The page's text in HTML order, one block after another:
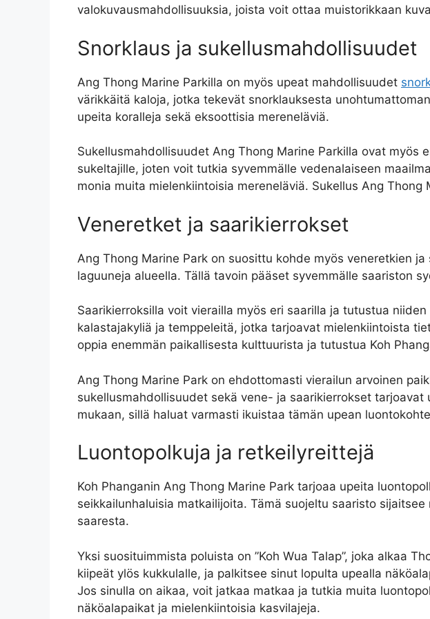
valokuvausmahdollisuuksia, joista voit ottaa muistorikkaan
Snorklaus ja sukellusmahdollisuudet
Ang Thong Marine Parkilla on myös upeat mahdollisuudet
värikkäitä kaloja, jotka tekevät snorklauksesta
upeita koralleja sekä eksoottisia mereneläviä.
Sukellusmahdollisuudet Ang Thong Marine Parkilla ovat
sukeltajille, joten voit tutkia syvemmälle vedenalaiseen
monia muita mielenkiintoisia mereneläviä. Sukellus Ang
Veneretket ja saarikierrokset
Ang Thong Marine Park on suosittu kohde myös veneretkien
laguuneja alueella. Tällä tavoin pääset syvemmälle saariston
Saarikierroksilla voit vierailla myös eri saarilla ja tutustua
kalastajakyliä ja temppeleitä, jotka tarjoavat mielenkiintoista
oppia enemmän paikallisesta kulttuurista ja tutustua Koh
Ang Thong Marine Park on ehdottomasti vierailun arvoinen
sukellusmahdollisuudet sekä vene- ja saarikierrokset
mukaan, sillä haluat varmasti ikuistaa tämän upean
Luontopolkuja ja retkeilyreittejä
Koh Phanganin Ang Thong Marine Park tarjoaa upeita
seikkailunhaluisia matkailijoita. Tämä suojeltu saaristo
saaresta.
Yksi suosituimmista poluista on ”Koh Wua Talap”, joka alkaa
kiipeät ylös kukkulalle, ja palkitsee sinut lopulta upealla
Jos sinulla on aikaa, voit jatkaa matkaa ja tutkia muita
näköalapaikat ja mielenkiintoisia kasvilajeja.